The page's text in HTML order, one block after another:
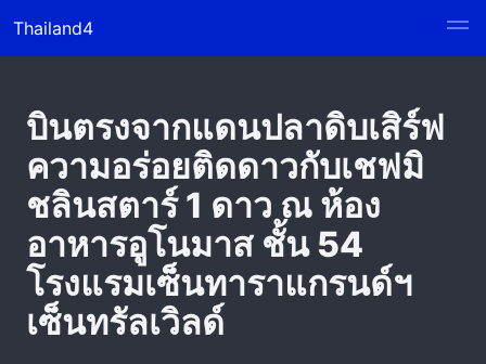
Thailand4
บินตรงจากแดนปลาดิบเสิร์ฟ
ความอร่อยติดดาวกับเชฟมิ
ชลินสตาร์ 1 ดาว ณ ห้อง
อาหารอูโนมาส ชั้น 54
โรงแรมเซ็นทาราแกรนด์ฯ
เซ็นทรัลเวิลด์